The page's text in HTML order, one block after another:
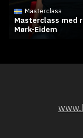
Masterclass
Masterclass med
Mørk-Eidem